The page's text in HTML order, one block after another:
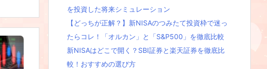
を投資した将来シミュレーション
【どっちが正解？】新NISAのつみたて投資枠で迷っ
たらコレ！「オルカン」と「S&P500」を徹底比較
新NISAはどこで開く？SBI証券と楽天証券を徹底比
較！おすすめの選び方